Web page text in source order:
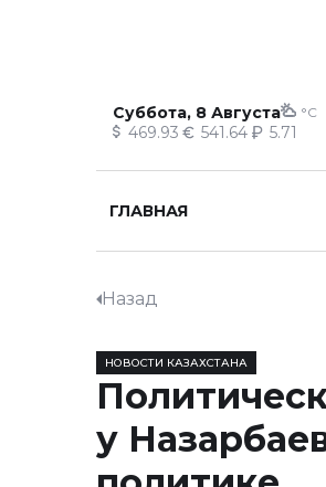
Суббота, 8 Августа °C
469.93 541.64 5.71
ГЛАВНАЯ
Назад
НОВОСТИ КАЗАХСТАНА
у